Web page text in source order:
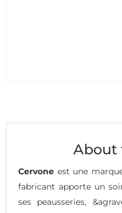
About
Cervone est une
fabricant apporte un
ses peausseries,